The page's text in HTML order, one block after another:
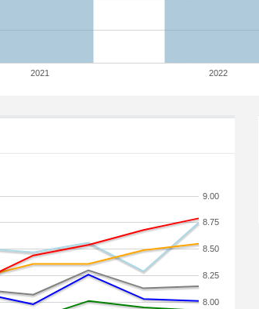
2021 2022
8.00
8.25
8.50
8.75
9.00